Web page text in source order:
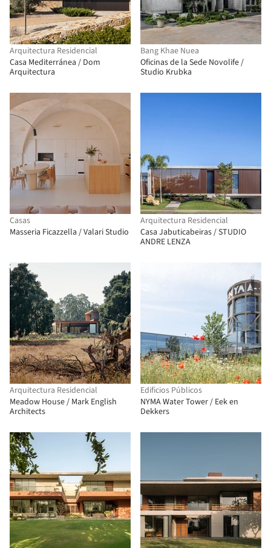
Arquitectura Residencial
Casa Mediterránea / Dom
Arquitectura
Bang Khae Nuea
Oficinas de la Sede Novolife /
Studio Krubka
Casas
Masseria Ficazzella / Valari Studio
Arquitectura Residencial
Casa Jabuticabeiras / STUDIO
ANDRE LENZA
Arquitectura Residencial
Meadow House / Mark English
Architects
Edificios Públicos
NYMA Water Tower / Eek en
Dekkers